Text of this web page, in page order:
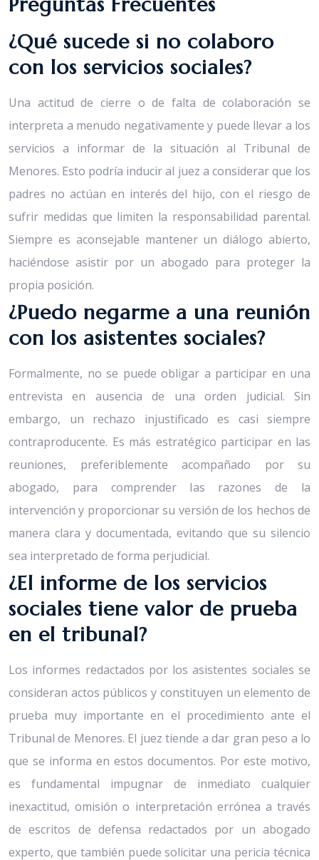
¿Qué sucede si no colaboro
con los servicios sociales?
Una actitud de cierre o de falta de colaboración se
interpreta a menudo negativamente y puede llevar a los
servicios a informar de la situación al Tribunal de
Menores. Esto podría inducir al juez a considerar que los
padres no actúan en interés del hijo, con el riesgo de
sufrir medidas que limiten la responsabilidad parental.
Siempre es aconsejable mantener un diálogo abierto,
haciéndose asistir por un abogado para proteger la
propia posición.
¿Puedo negarme a una reunión
con los asistentes sociales?
Formalmente, no se puede obligar a participar en una
entrevista en ausencia de una orden judicial. Sin
embargo, un rechazo injustificado es casi siempre
contraproducente. Es más estratégico participar en las
reuniones, preferiblemente acompañado por su
abogado, para comprender las razones de la
intervención y proporcionar su versión de los hechos de
manera clara y documentada, evitando que su silencio
sea interpretado de forma perjudicial.
¿El informe de los servicios
sociales tiene valor de prueba
en el tribunal?
Los informes redactados por los asistentes sociales se
consideran actos públicos y constituyen un elemento de
prueba muy importante en el procedimiento ante el
Tribunal de Menores. El juez tiende a dar gran peso a lo
que se informa en estos documentos. Por este motivo,
es fundamental impugnar de inmediato cualquier
inexactitud, omisión o interpretación errónea a través
de escritos de defensa redactados por un abogado
experto, que también puede solicitar una pericia técnica